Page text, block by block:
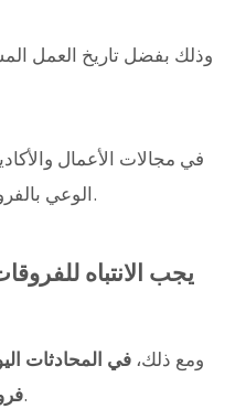
وذلك بفضل تاريخ العمل
في مجالات الأعمال
الوعي بالفروقات بين الإندونيسية والماليزية.
يجب الانتباه
ومع ذلك، في المحادثات
.